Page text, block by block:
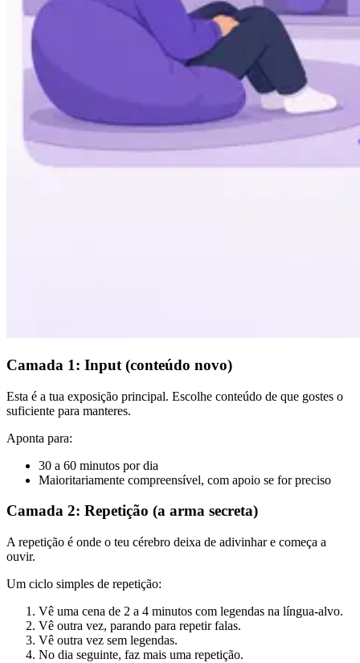
Camada 1: Input (conteúdo novo)
Esta é a tua exposição principal. Escolhe conteúdo de que gostes o
suficiente para manteres.
Aponta para:
30 a 60 minutos por dia
Maioritariamente compreensível, com apoio se for preciso
Camada 2: Repetição (a arma secreta)
A repetição é onde o teu cérebro deixa de adivinhar e começa a
ouvir.
Um ciclo simples de repetição:
Vê uma cena de 2 a 4 minutos com legendas na língua-alvo.
Vê outra vez, parando para repetir falas.
Vê outra vez sem legendas.
No dia seguinte, faz mais uma repetição.